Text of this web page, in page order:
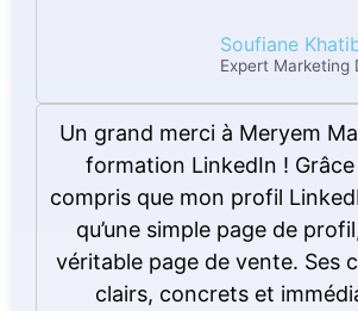
Soufiane
Expert Marketing
Un grand merci à Meryem
formation LinkedIn ! Grâce
compris que mon profil
qu’une simple page de
véritable page de vente. Ses
clairs, concrets et